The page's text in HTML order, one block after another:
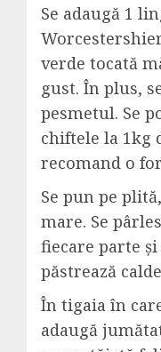
Se adaugă 1
verde tocată
gust. În plus,
pesmetul. Se
chiftele la 1kg
recomand o
Se pun pe
mare. Se
fiecare parte și
păstrează
În tigaia în
adaugă